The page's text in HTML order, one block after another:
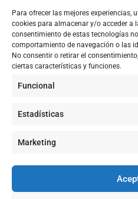
Para ofrecer las mejores
cookies para almacenar y/o acceder a
consentimiento de estas tecnologías
comportamiento de navegación o las
No consentir o retirar el
ciertas características y funciones.
Funcional
Estadísticas
Marketing
KR 121D